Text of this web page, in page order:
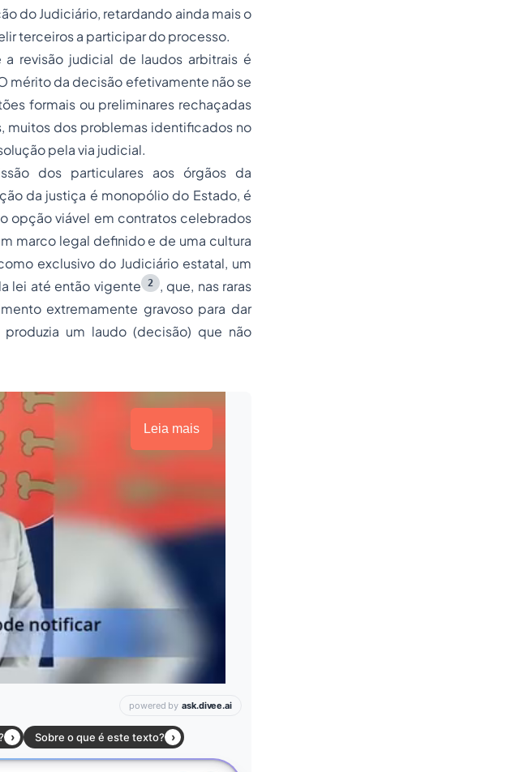
do Judiciário, retardando ainda mais o
terceiros a participar do processo.
revisão judicial de laudos arbitrais é
mérito da decisão efetivamente não se
formais ou preliminares rechaçadas
muitos dos problemas identificados no
pela via judicial.
dos particulares aos órgãos da
da justiça é monopólio do Estado, é
opção viável em contratos celebrados
marco legal definido e de uma cultura
exclusivo do Judiciário estatal, um
lei até então vigente
2 , que, nas raras
extremamente gravoso para dar
um laudo (decisão) que não
Leia mais